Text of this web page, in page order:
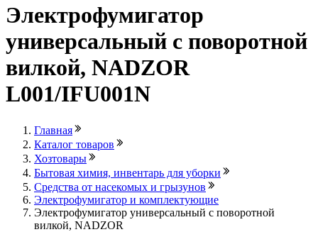
Электрофумигатор
универсальный с поворотной
вилкой, NADZOR
L001/IFU001N
Главная
Каталог товаров
Хозтовары
Бытовая химия, инвентарь для уборки
Средства от насекомых и грызунов
Электрофумигатор и комплектующие
Электрофумигатор универсальный с поворотной
вилкой, NADZOR